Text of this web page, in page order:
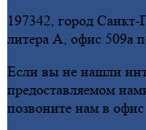
197342, город Санкт-
литера А, офис 509а
Если вы не нашли
предоставляемом
позвоните нам в